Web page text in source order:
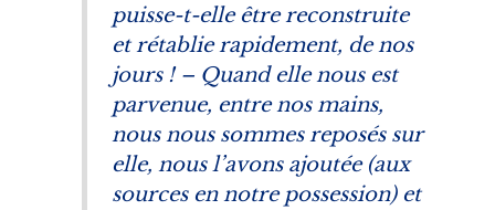
puisse-t-elle être reconstruite
et rétablie rapidement, de nos
jours ! – Quand elle nous est
parvenue, entre nos mains,
nous nous sommes reposés sur
elle, nous l’avons ajoutée (aux
sources en notre possession) et